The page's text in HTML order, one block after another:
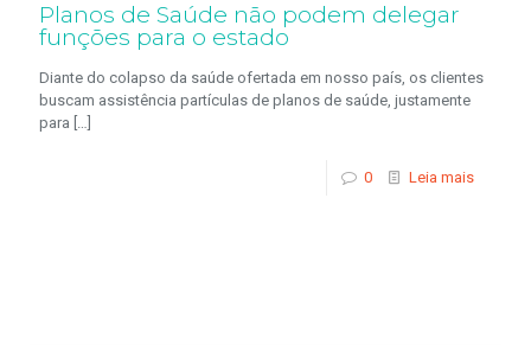
Planos de Saúde não podem delegar
funções para o estado
Diante do colapso da saúde ofertada em nosso país, os clientes
buscam assistência partículas de planos de saúde, justamente
para […]
0 Leia mais